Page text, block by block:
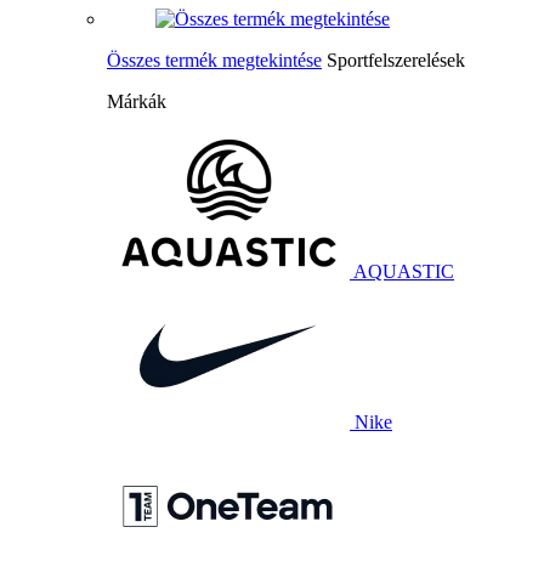
Összes termék megtekintése Sportfelszerelések
Márkák
AQUASTIC
Nike